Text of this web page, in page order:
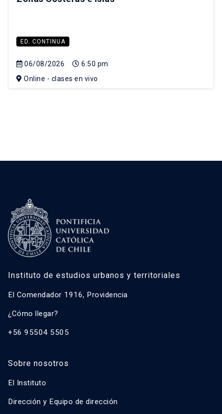
ED. CONTINUA
06/08/2026
6:50 pm
Online - clases en vivo
Instituto de estudios urbanos y territoriales
El Comendador 1916, Providencia
¿Cómo llegar?
+56 95504 5505
Sobre nosotros
El Instituto
Dirección y Equipo de dirección